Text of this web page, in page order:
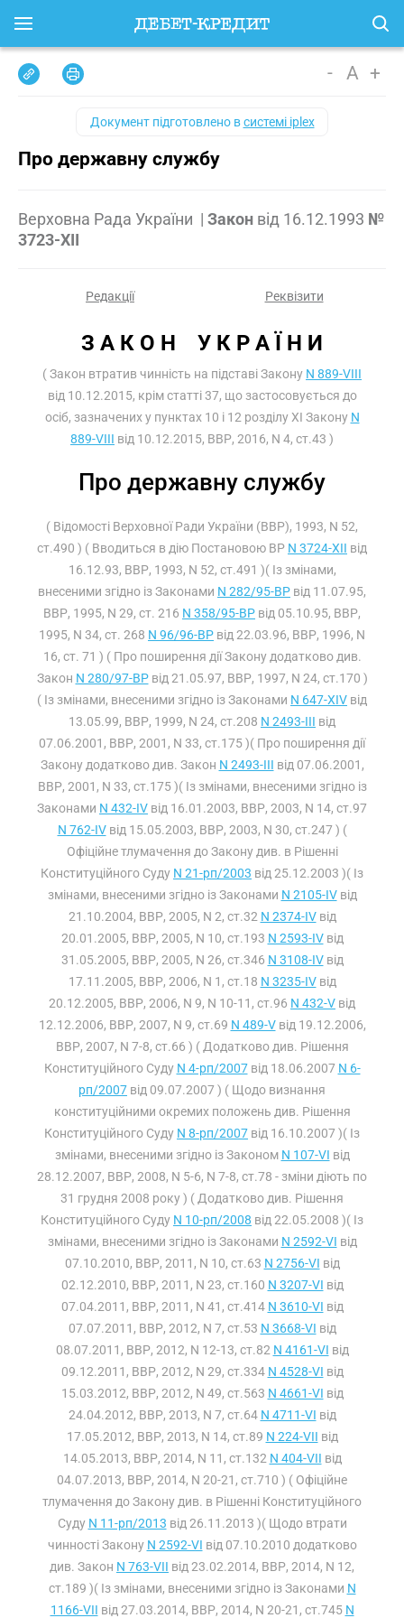
- A +
Документ підготовлено всистемі iplex
Про державну службу
Верховна Рада України | Закон від 16.12.1993 №
3723-XII
Редакції Реквізити
З А К О Н    У К Р А Ї Н И
( Закон втратив чинність на підставі Закону N 889-VIII
від 10.12.2015, крім статті 37, що застосовується до
осіб, зазначених у пунктах 10 і 12 розділу XI Закону N
889-VIII від 10.12.2015, ВВР, 2016, N 4, ст.43 )
Про державну службу
( Відомості Верховної Ради України (ВВР), 1993, N 52,
ст.490 ) ( Вводиться в дію Постановою ВР N 3724-XII від
16.12.93, ВВР, 1993, N 52, ст.491 )( Із змінами,
внесеними згідно із Законами N 282/95-ВР від 11.07.95,
ВВР, 1995, N 29, ст. 216 N 358/95-ВР від 05.10.95, ВВР,
1995, N 34, ст. 268 N 96/96-ВР від 22.03.96, ВВР, 1996, N
16, ст. 71 ) ( Про поширення дії Закону додатково див.
Закон N 280/97-ВРвід 21.05.97, ВВР, 1997, N 24, ст.170 )
( Із змінами, внесеними згідно із Законами N 647-XIV від
13.05.99, ВВР, 1999, N 24, ст.208 N 2493-III від
07.06.2001, ВВР, 2001, N 33, ст.175 )( Про поширення дії
Закону додатково див. Закон N 2493-III від 07.06.2001,
ВВР, 2001, N 33, ст.175 )( Із змінами, внесеними згідно із
Законами N 432-IV від 16.01.2003, ВВР, 2003, N 14, ст.97
N 762-IVвід 15.05.2003, ВВР, 2003, N 30, ст.247 ) (
Офіційне тлумачення до Закону див. в Рішенні
Конституційного Суду N 21-рп/2003 від 25.12.2003 )( Із
змінами, внесеними згідно із Законами N 2105-IVвід
21.10.2004, ВВР, 2005, N 2, ст.32 N 2374-IVвід
20.01.2005, ВВР, 2005, N 10, ст.193 N 2593-IVвід
31.05.2005, ВВР, 2005, N 26, ст.346 N 3108-IVвід
17.11.2005, ВВР, 2006, N 1, ст.18 N 3235-IVвід
20.12.2005, ВВР, 2006, N 9, N 10-11, ст.96 N 432-V від
12.12.2006, ВВР, 2007, N 9, ст.69 N 489-Vвід 19.12.2006,
ВВР, 2007, N 7-8, ст.66 ) ( Додатково див. Рішення
Конституційного Суду N 4-рп/2007від 18.06.2007 N 6-
рп/2007 від 09.07.2007 ) ( Щодо визнання
конституційними окремих положень див. Рішення
Конституційного Суду N 8-рп/2007 від 16.10.2007 )( Із
змінами, внесеними згідно із Законом N 107-VI від
28.12.2007, ВВР, 2008, N 5-6, N 7-8, ст.78 - зміни діють по
31 грудня 2008 року ) ( Додатково див. Рішення
Конституційного Суду N 10-рп/2008 від 22.05.2008 )( Із
змінами, внесеними згідно із Законами N 2592-VI від
07.10.2010, ВВР, 2011, N 10, ст.63 N 2756-VI від
02.12.2010, ВВР, 2011, N 23, ст.160 N 3207-VI від
07.04.2011, ВВР, 2011, N 41, ст.414 N 3610-VI від
07.07.2011, ВВР, 2012, N 7, ст.53 N 3668-VI від
08.07.2011, ВВР, 2012, N 12-13, ст.82 N 4161-VI від
09.12.2011, ВВР, 2012, N 29, ст.334 N 4528-VI від
15.03.2012, ВВР, 2012, N 49, ст.563 N 4661-VI від
24.04.2012, ВВР, 2013, N 7, ст.64 N 4711-VI від
17.05.2012, ВВР, 2013, N 14, ст.89 N 224-VII від
14.05.2013, ВВР, 2014, N 11, ст.132 N 404-VII від
04.07.2013, ВВР, 2014, N 20-21, ст.710 ) ( Офіційне
тлумачення до Закону див. в Рішенні Конституційного
Суду N 11-рп/2013 від 26.11.2013 )( Щодо втрати
чинності Закону N 2592-VI від 07.10.2010 додатково
див. Закон N 763-VII від 23.02.2014, ВВР, 2014, N 12,
ст.189 )( Із змінами, внесеними згідно із Законами N
1166-VII від 27.03.2014, ВВР, 2014, N 20-21, ст.745 N